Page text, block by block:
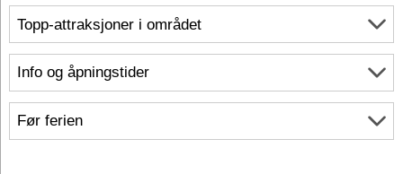
Info og åpningstider
Før ferien
Topp-attraksjoner i området